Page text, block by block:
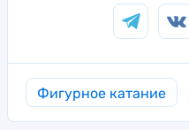
Фигурное катание